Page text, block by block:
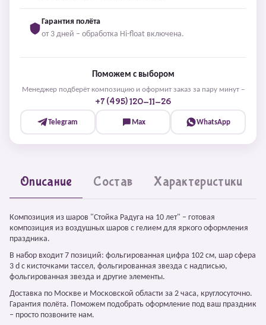
Гарантия полёта
от 3 дней – обработка Hi-float включена.
Поможем с выбором
Менеджер подберёт композицию и оформит заказ за пару минут –
+7 (495) 120-11-26
Telegram Max WhatsApp
Описание Состав Характеристики
Композиция из шаров "Стойка Радуга на 10 лет" – готовая
композиция из воздушных шаров с гелием для яркого оформления
праздника.
В набор входит 7 позиций: фольгированная цифра 102 см, шар сфера
3 d с кисточками тассел, фольгированная звезда с надписью,
фольгированная звезда и другие элементы.
Доставка по Москве и Московской области за 2 часа, круглосуточно.
Гарантия полёта. Поможем подобрать оформление под ваш праздник
– просто позвоните нам.